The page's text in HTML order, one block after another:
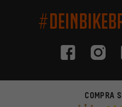
COMPRA